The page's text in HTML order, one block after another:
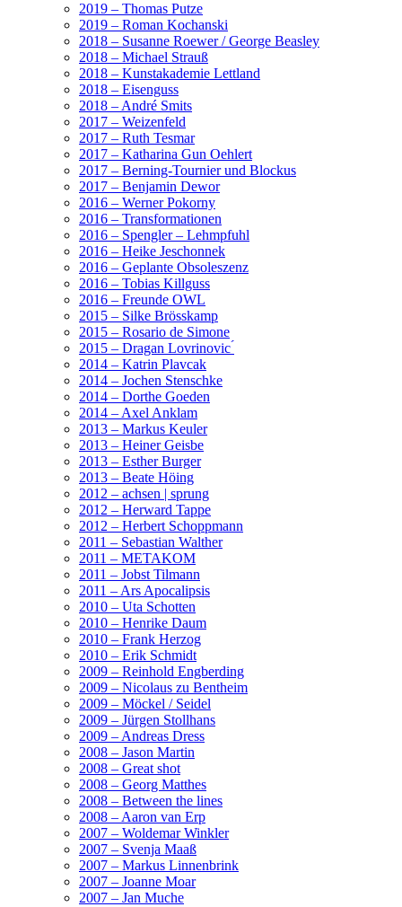
2019 – Thomas Putze
2019 – Roman Kochanski
2018 – Susanne Roewer / George Beasley
2018 – Michael Strauß
2018 – Kunstakademie Lettland
2018 – Eisenguss
2018 – André Smits
2017 – Weizenfeld
2017 – Ruth Tesmar
2017 – Katharina Gun Oehlert
2017 – Berning-Tournier und Blockus
2017 – Benjamin Dewor
2016 – Werner Pokorny
2016 – Transformationen
2016 – Spengler – Lehmpfuhl
2016 – Heike Jeschonnek
2016 – Geplante Obsoleszenz
2016 – Tobias Killguss
2016 – Freunde OWL
2015 – Silke Brösskamp
2015 – Rosario de Simone
2015 – Dragan Lovrinovic ́
2014 – Katrin Plavcak
2014 – Jochen Stenschke
2014 – Dorthe Goeden
2014 – Axel Anklam
2013 – Markus Keuler
2013 – Heiner Geisbe
2013 – Esther Burger
2013 – Beate Höing
2012 – achsen | sprung
2012 – Herward Tappe
2012 – Herbert Schoppmann
2011 – Sebastian Walther
2011 – METAKOM
2011 – Jobst Tilmann
2011 – Ars Apocalipsis
2010 – Uta Schotten
2010 – Henrike Daum
2010 – Frank Herzog
2010 – Erik Schmidt
2009 – Reinhold Engberding
2009 – Nicolaus zu Bentheim
2009 – Möckel / Seidel
2009 – Jürgen Stollhans
2009 – Andreas Dress
2008 – Jason Martin
2008 – Great shot
2008 – Georg Matthes
2008 – Between the lines
2008 – Aaron van Erp
2007 – Woldemar Winkler
2007 – Svenja Maaß
2007 – Markus Linnenbrink
2007 – Joanne Moar
2007 – Jan Muche